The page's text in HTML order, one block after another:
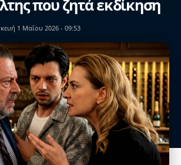
που ζητά εκδίκηση
1 Μαΐου 2026 - 09:53